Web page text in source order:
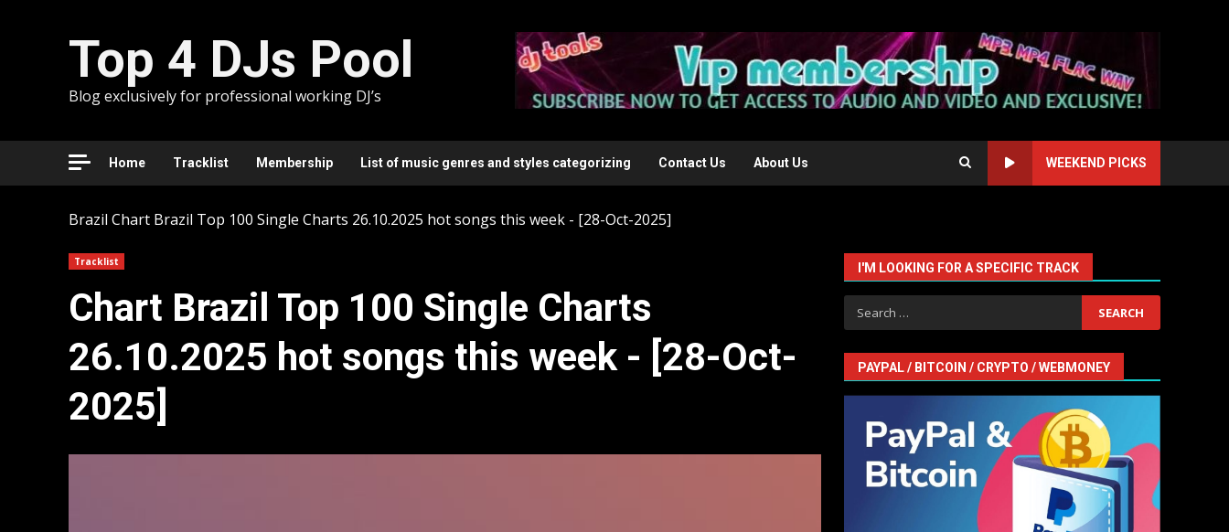
Top 4 DJs Pool
Blog exclusively for professional working DJ’s
Home Tracklist Membership List of music genres and styles categorizing Contact Us About Us WEEKEND PICKS
Brazil Chart Brazil Top 100 Single Charts 26.10.2025 hot songs this week - [28-Oct-2025]
Tracklist
Chart Brazil Top 100 Single Charts
26.10.2025 hot songs this week - [28-Oct-
2025]
I'M LOOKING FOR A SPECIFIC TRACK
Search
for:
PAYPAL / BITCOIN / CRYPTO / WEBMONEY